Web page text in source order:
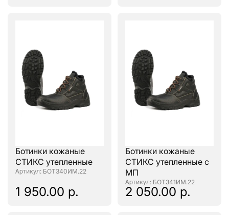
Ботинки кожаные
СТИКС утепленные
: БОТ340ИМ.22
1 950.00 р.
Ботинки кожаные
СТИКС утепленные с
МП
: БОТ341ИМ.22
2 050.00 р.